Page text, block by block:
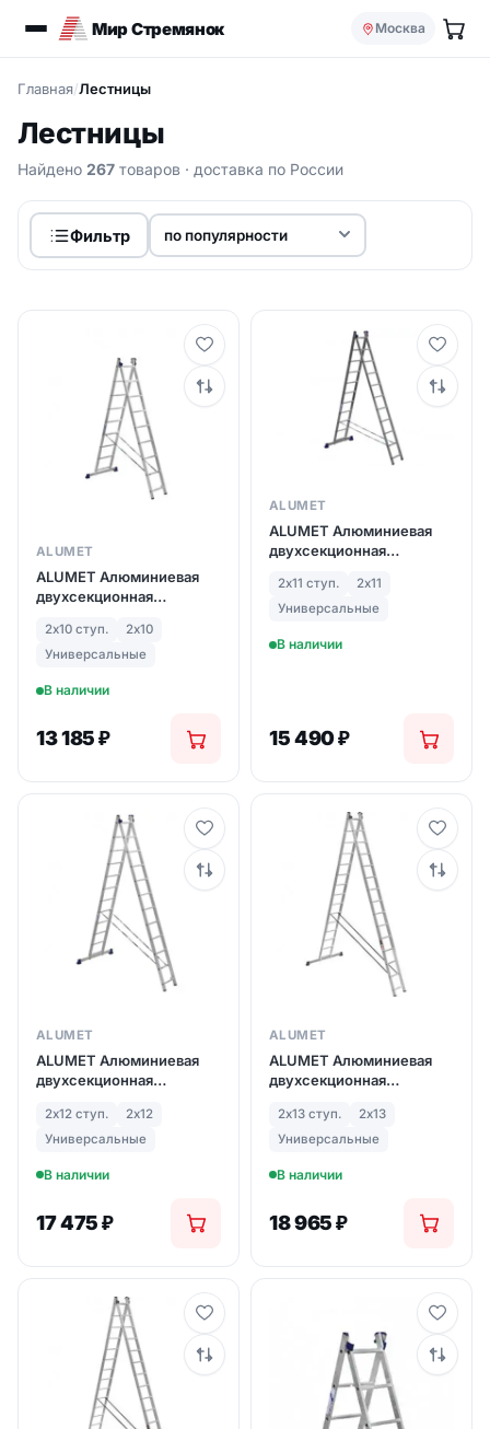
Мир Стремянок Москва
Главная/Лестницы
Лестницы
Найдено 267 товаров · доставка по России
Фильтр
ALUMET
ALUMET Алюминиевая
двухсекционная
5210)
2х10 ступ.
2х10
Универсальные
В наличии
13 185₽
ALUMET
ALUMET Алюминиевая
двухсекционная
5211)
2х11 ступ.
2х11
Универсальные
В наличии
15 490₽
ALUMET
ALUMET Алюминиевая
двухсекционная
5212)
2х12 ступ.
2х12
Универсальные
В наличии
17 475₽
ALUMET
ALUMET Алюминиевая
двухсекционная
5213)
2х13 ступ.
2х13
Универсальные
В наличии
18 965₽